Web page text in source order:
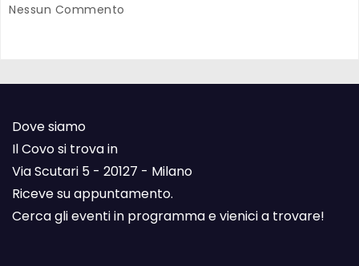
Nessun Commento
Dove siamo
Il Covo si trova in
Via Scutari 5 - 20127 - Milano
Riceve su appuntamento.
Cerca gli eventi in programma e vienici a trovare!